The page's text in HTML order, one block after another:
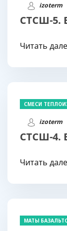
СТСШ-5.
izoterm
Читать
СТСШ-4.
СМЕСИ
izoterm
Читать
МАТЫ